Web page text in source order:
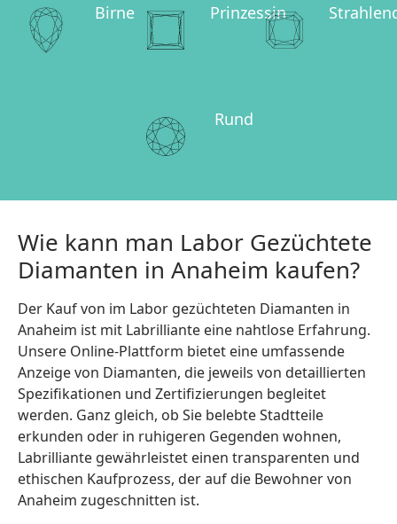
Birne Prinzessin
Rund
Wie kann man Labor Gezüchtete
Diamanten in Anaheim kaufen?
Der Kauf von im Labor gezüchteten Diamanten in
Anaheim ist mit Labrilliante eine nahtlose Erfahrung.
Unsere Online-Plattform bietet eine umfassende
Anzeige von Diamanten, die jeweils von detaillierten
Spezifikationen und Zertifizierungen begleitet
werden. Ganz gleich, ob Sie belebte Stadtteile
erkunden oder in ruhigeren Gegenden wohnen,
Labrilliante gewährleistet einen transparenten und
ethischen Kaufprozess, der auf die Bewohner von
Anaheim zugeschnitten ist.